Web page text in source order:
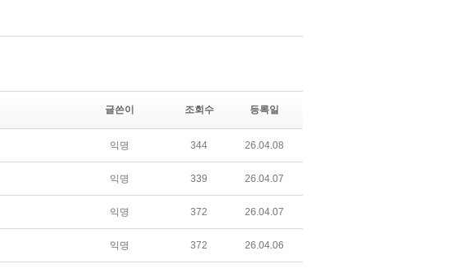
글쓴이 조회수 등록일
익명 344 26.04.08
익명 339 26.04.07
익명 372 26.04.07
익명 372 26.04.06